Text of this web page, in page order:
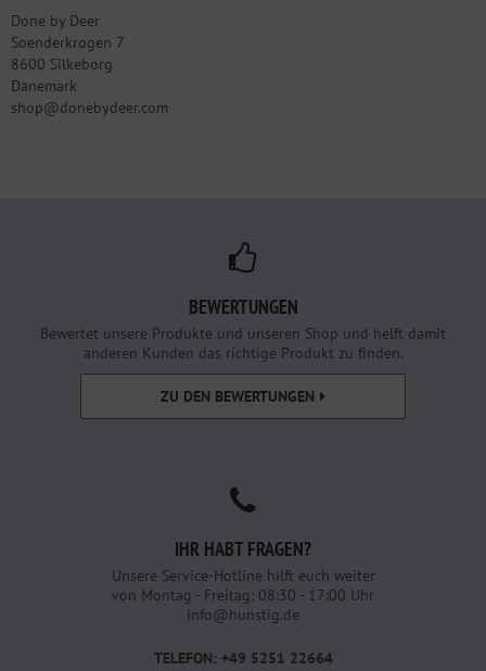
Done by Deer
Soenderkrogen 7
8600 Silkeborg
Dänemark
shop@donebydeer.com
BEWERTUNGEN
Bewertet unsere Produkte und unseren Shop und helft damit
anderen Kunden das richtige Produkt zu finden.
ZU DEN BEWERTUNGEN
IHR HABT FRAGEN?
Unsere Service-Hotline hilft euch weiter
von Montag - Freitag: 08:30 - 17:00 Uhr
info@hunstig.de
TELEFON: +49 5251 22664